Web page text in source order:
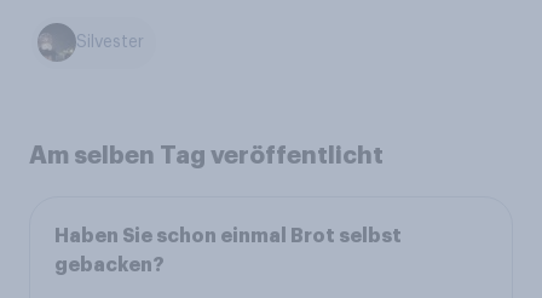
Silvester
Am selben Tag veröffentlicht
Haben Sie schon einmal Brot selbst
gebacken?